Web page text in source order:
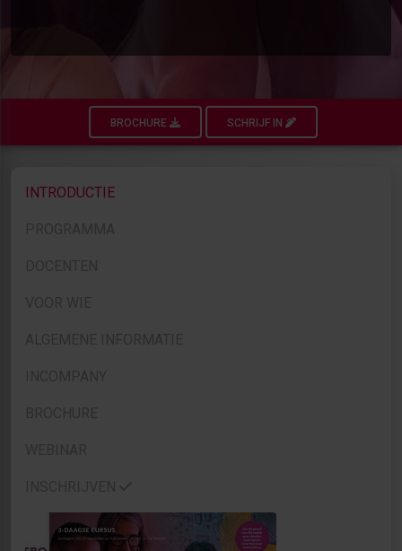
BROCHURE SCHRIJF IN
INTRODUCTIE